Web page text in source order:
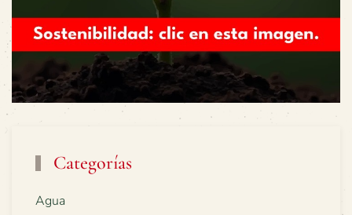
Categorías
Agua